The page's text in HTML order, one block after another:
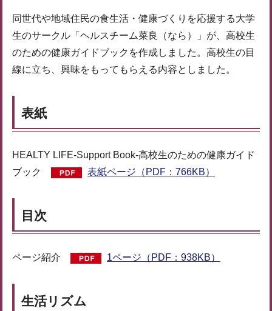
同世代や地域住民の食生活・健康づくりを応援する大学
生のサークル「ヘルスチーム菜良（なら）」が、高校生
のための健康ガイドブックを作成しました。高校生の目
線に立ち、興味をもってもらえる内容としました。
表紙
HEALTY LIFE-Support Book-高校生のための健康ガイド
ブック
表紙ページ（PDF：766KB）
目次
ページ紹介 1ページ（PDF：938KB）
生活リズム